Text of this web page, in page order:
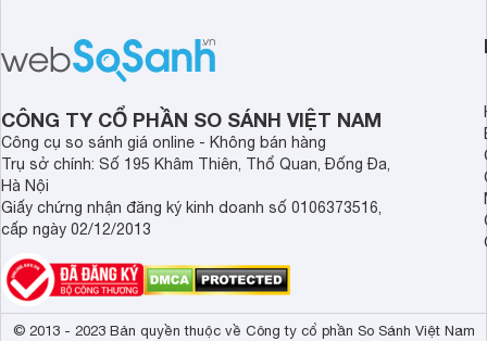
CÔNG TY CỔ PHẦN SO SÁNH VIỆT NAM
Công cụ so sánh giá online - Không bán hàng
Trụ sở chính: Số 195 Khâm Thiên, Thổ Quan, Đống Đa,
Hà Nội
Giấy chứng nhận đăng ký kinh doanh số 0106373516,
cấp ngày 02/12/2013
© 2013 - 2023 Bản quyền thuộc về Công ty cổ phần So Sánh Việt Nam